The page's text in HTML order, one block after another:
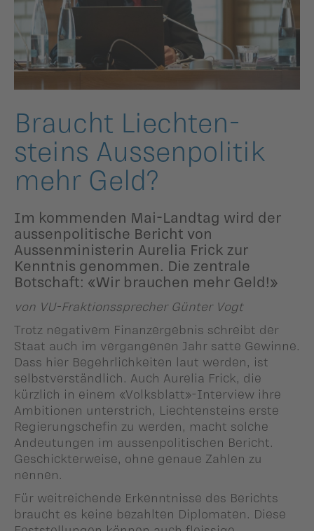
uns
Parteisekretariat
Braucht Liechten­
steins Aussenpo­litik
mehr Geld?
Im kommenden Mai-Landtag wird der
aussenpolitische Bericht von
Aussenministerin Aurelia Frick zur
Kenntnis genommen. Die zentrale
Botschaft: «Wir brauchen mehr Geld!»
von VU-Fraktionssprecher Günter Vogt
Trotz negativem Finanzergebnis schreibt der
Staat auch im vergangenen Jahr satte Gewinne.
Dass hier Begehrlichkeiten laut werden, ist
selbstverständlich. Auch Aurelia Frick, die
kürzlich in einem «Volksblatt»-Interview ihre
Ambitionen unterstrich, Liechtensteins erste
Regierungschefin zu werden, macht solche
Andeutungen im aussenpolitischen Bericht.
Geschickterweise, ohne genaue Zahlen zu
nennen.
Für weitreichende Erkenntnisse des Berichts
braucht es keine bezahlten Diplomaten. Diese